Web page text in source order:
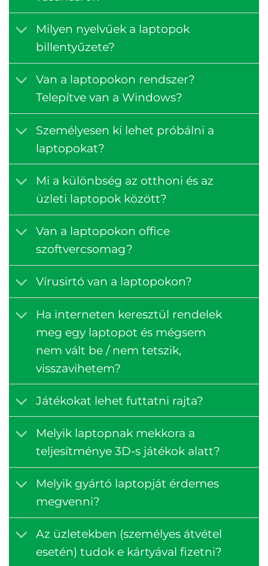
Milyen nyelvűek a laptopok
billentyűzete?
Van a laptopokon rendszer?
Telepítve van a Windows?
Személyesen ki lehet próbálni a
laptopokat?
Mi a különbség az otthoni és az
üzleti laptopok között?
Van a laptopokon office
szoftvercsomag?
Vírusirtó van a laptopokon?
Ha interneten keresztül rendelek
meg egy laptopot és mégsem
nem vált be / nem tetszik,
visszavihetem?
Játékokat lehet futtatni rajta?
Melyik laptopnak mekkora a
teljesítménye 3D-s játékok alatt?
Melyik gyártó laptopját érdemes
megvenni?
Az üzletekben (személyes átvétel
esetén) tudok e kártyával fizetni?